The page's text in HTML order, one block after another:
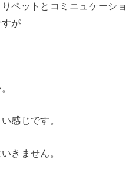
ペットとコミニュケーショ
が
感じです。
きません。